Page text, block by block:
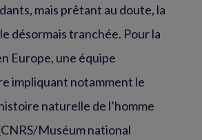
mais prêtant au doute, la
désormais tranchée. Pour la
Europe, une équipe
impliquant notamment le
naturelle de l’homme
Muséum national